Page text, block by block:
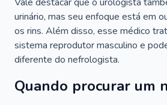
urinário, mas seu enfoque está em
os rins. Além disso, esse médico
sistema reprodutor masculino e
diferente do nefrologista.
Quando procurar um